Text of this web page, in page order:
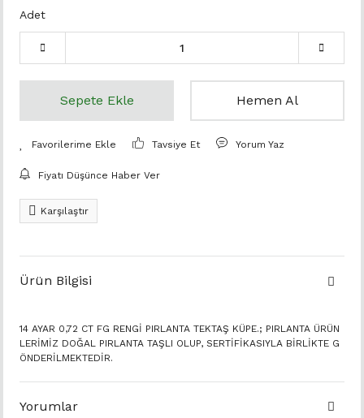
Adet
Sepete Ekle Hemen Al
Tavsiye Et Yorum Yaz
Fiyatı Düşünce Haber Ver
Karşılaştır
Ürün Bilgisi
14 AYAR 0,72 CT FG RENGİ PIRLANTA TEKTAŞ KÜPE.; PIRLANTA ÜRÜN
LERİMİZ DOĞAL PIRLANTA TAŞLI OLUP, SERTİFİKASIYLA BİRLİKTE G
ÖNDERİLMEKTEDİR.
Yorumlar